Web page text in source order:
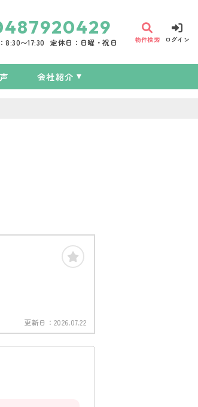
8:30〜17:30 定休日：日曜・祝日 物件検索 ログイン
会社紹介
更新日： 2026.07.22